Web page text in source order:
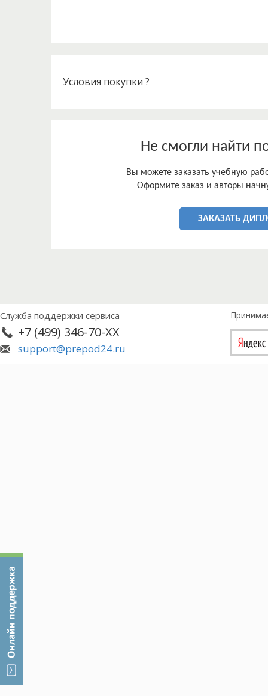
Условия покупки ?
Не смогли найти
Вы можете заказать учебную
Оформите заказ и авторы
ЗАКАЗАТЬ
Служба поддержки сервиса
+7 (499) 346-70-XX
support@prepod24.ru